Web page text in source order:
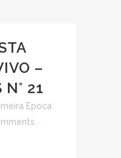
–
N° 21
Epoca